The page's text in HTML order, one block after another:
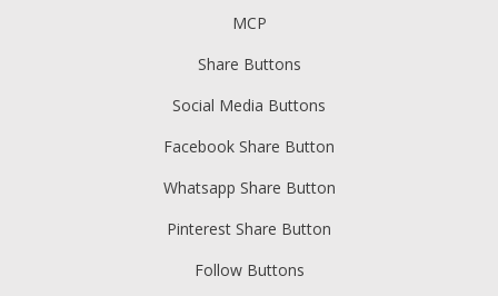
MCP
Share Buttons
Social Media Buttons
Facebook Share Button
Whatsapp Share Button
Pinterest Share Button
Follow Buttons